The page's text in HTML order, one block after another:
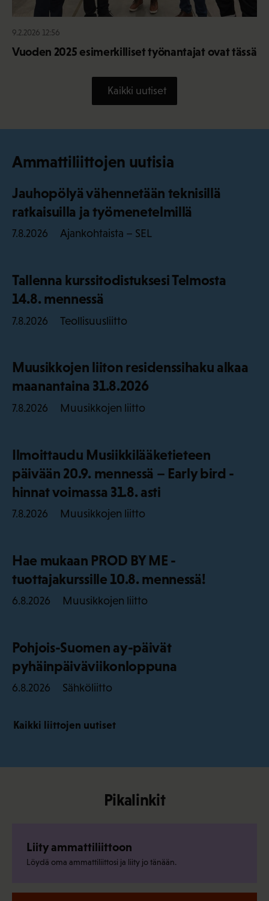
9.2.2026 12:56
Vuoden 2025 esimerkilliset työnantajat ovat tässä
Kaikki uutiset
Ammattiliittojen uutisia
Jauhopölyä vähennetään teknisillä
ratkaisuilla ja työmenetelmillä
7.8.2026 Ajankohtaista – SEL
Tallenna kurssitodistuksesi Telmosta
14.8. mennessä
7.8.2026 Teollisuusliitto
Muusikkojen liiton residenssihaku alkaa
maanantaina 31.8.2026
7.8.2026 Muusikkojen liitto
Ilmoittaudu Musiikkilääketieteen
päivään 20.9. mennessä – Early bird -
hinnat voimassa 31.8. asti
7.8.2026 Muusikkojen liitto
Hae mukaan PROD BY ME -
tuottajakurssille 10.8. mennessä!
6.8.2026 Muusikkojen liitto
Pohjois-Suomen ay-päivät
pyhäinpäiväviikonloppuna
6.8.2026 Sähköliitto
Kaikki liittojen uutiset
Pikalinkit
Liity ammattiliittoon
Löydä oma ammattiliittosi ja liity jo tänään.